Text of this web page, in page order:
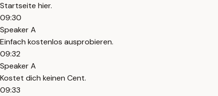
Startseite hier.
09:30
Speaker A
Einfach kostenlos ausprobieren.
09:32
Speaker A
Kostet dich keinen Cent.
09:33